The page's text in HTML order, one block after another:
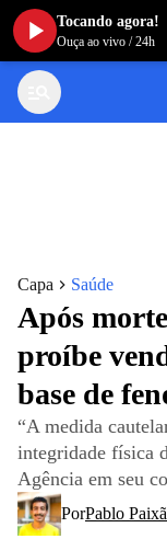
Capa Saúde
Após
proíbe
base de
“A medida
integridade física
Agência em seu
PorPablo
Tocando agora!
Ouça ao vivo /24h